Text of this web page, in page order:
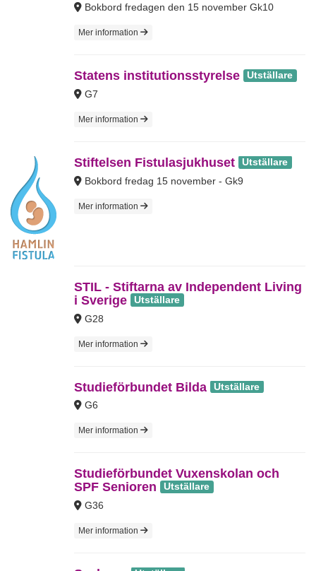
Bokbord fredagen den 15 november Gk10
Mer information
Statens institutionsstyrelse Utställare
G7
Mer information
Stiftelsen Fistulasjukhuset Utställare
Bokbord fredag 15 november - Gk9
Mer information
STIL - Stiftarna av Independent Living
i Sverige
Utställare
G28
Mer information
Studieförbundet Bilda Utställare
G6
Mer information
Studieförbundet Vuxenskolan och
SPF Senioren
Utställare
G36
Mer information